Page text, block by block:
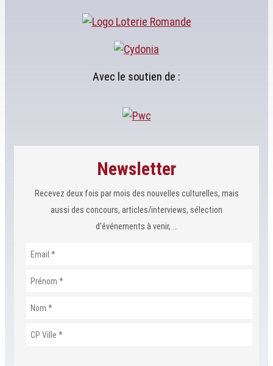
Avec le soutien de :
Newsletter
Recevez deux fois par mois des nouvelles culturelles, mais
aussi des concours, articles/interviews, sélection
d'événements à venir, ...